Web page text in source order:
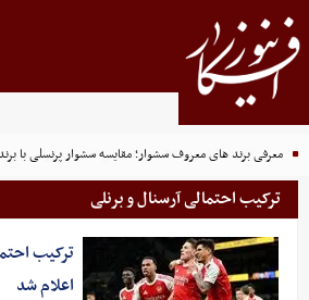
خرید اکانت ظرفیتی PS5 و PS4؛ راهی اقتصادی برای تجربه بازی‌های محبوب
معرفی برند های معروف سشوار؛ مقایسه سشوار پرنسلی با
ترکیب احتمالی آرسنال و برنلی
ترکیب
اعلام شد